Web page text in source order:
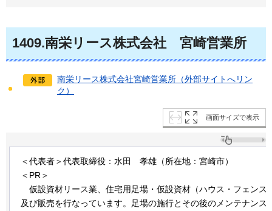
1409.南栄リース株式会社 宮崎営業所
南栄リース株式会社宮崎営業所（外部サイトへリン
ク）
画面サイズで表示
＜代表者＞代表取締役：水田 孝雄（所在地：宮崎市）
＜PR＞
仮設資材リース業、住宅用足場・仮設資材（ハウス・フェンス
及び販売を行なっています。足場の施行とその後のメンテナンス